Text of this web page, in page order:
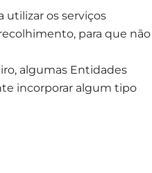
utilizar os serviços
para que não
algumas Entidades
incorporar algum tipo